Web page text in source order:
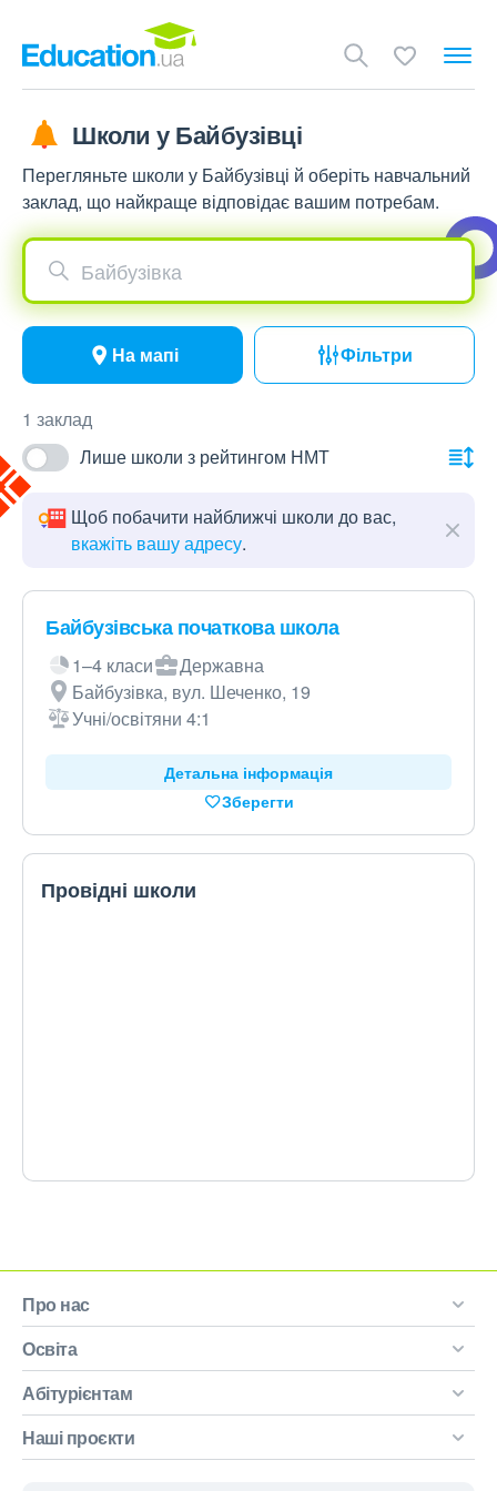
Школи у Байбузівці
Перегляньте школи у Байбузівці й оберіть навчальний
заклад, що найкраще відповідає вашим потребам.
Байбузівка
На мапі Фільтри
1 заклад
Лише школи з рейтингом НМТ
Щоб побачити найближчі школи до вас,
вкажіть вашу адресу.
Байбузівська початкова школа
1–4 класи
Державна
Байбузівка, вул. Шеченко, 19
Учні/освітяни 4:1
Детальна інформація
Зберегти
Провідні школи
Про нас
Освіта
Абітурієнтам
Наші проєкти